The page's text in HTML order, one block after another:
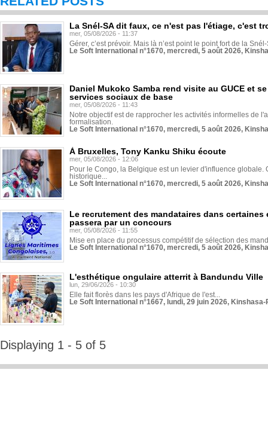
La Snél-SA dit faux, ce n'est pas l'étiage, c'est
mer, 05/08/2026 - 11:37
Gérer, c’est prévoir. Mais là n’est point le point fort de la
Le Soft International n°1670, mercredi, 5 août 2026,
Daniel Mukoko Samba rend visite au GUCE et
services sociaux de base
mer, 05/08/2026 - 11:43
Notre objectif est de rapprocher les activités informelles de
formalisation.
Le Soft International n°1670, mercredi, 5 août 2026,
À Bruxelles, Tony Kanku Shiku écoute
mer, 05/08/2026 - 12:06
Pour le Congo, la Belgique est un levier d'influence globale.
historique...
Le Soft International n°1670, mercredi, 5 août 2026,
Le recrutement des mandataires dans
passera par un concours
mer, 05/08/2026 - 11:55
Mise en place du processus compétitif de sélection des
Le Soft International n°1670, mercredi, 5 août 2026,
L'esthétique ongulaire atterrit à Bandundu Ville
lun, 29/06/2026 - 10:30
Elle fait florès dans les pays d'Afrique de l'est...
Le Soft International n°1667, lundi, 29 juin 2026,
Displaying 1 - 5 of 5